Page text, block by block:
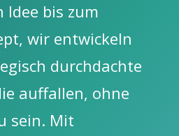
Idee bis zum
wir entwickeln
durchdachte
auffallen, ohne
sein. Mit